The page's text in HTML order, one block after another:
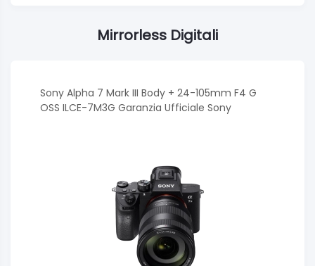
Mirrorless Digitali
Sony Alpha 7 Mark III Body + 24-105mm F4 G
OSS ILCE-7M3G Garanzia Ufficiale Sony